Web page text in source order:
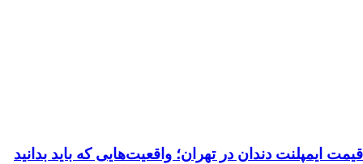
دندان در تهران؛ واقعیت‌هایی که باید بدانید